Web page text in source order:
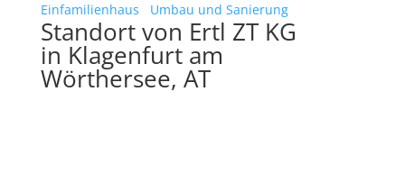
Einfamilienhaus Umbau und Sanierung
Standort von Ertl ZT KG
in Klagenfurt am
Wörthersee, AT